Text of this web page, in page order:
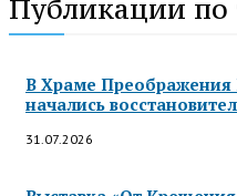
Публикации по
В Храме Преображения
начались
31.07.2026